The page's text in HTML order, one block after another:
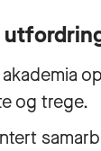
akademia
og trege.